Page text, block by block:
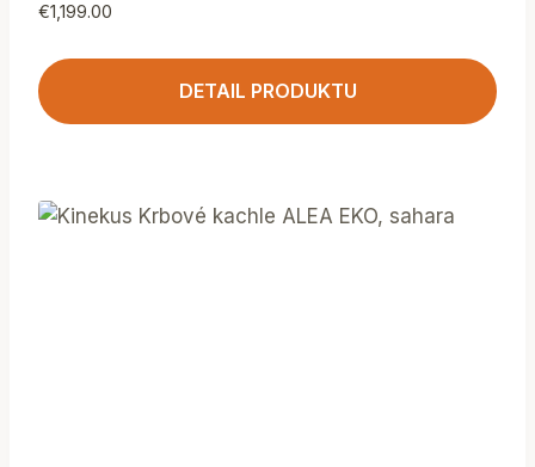
€1,199.00
DETAIL PRODUKTU